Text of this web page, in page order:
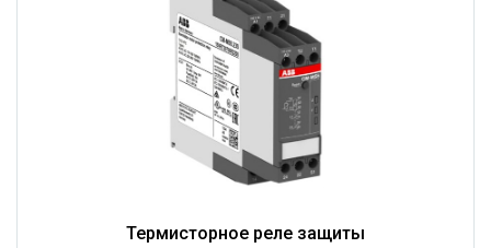
Термисторное реле защиты